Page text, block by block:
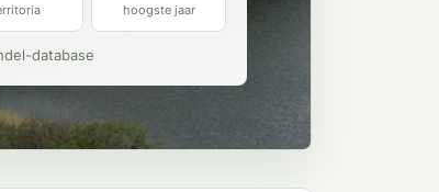
hoogste jaar
database